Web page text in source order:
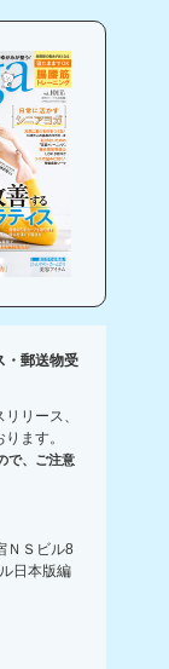
・郵送物受
リース、
ます。
で、ご注意
ＮＳビル8
日本版編